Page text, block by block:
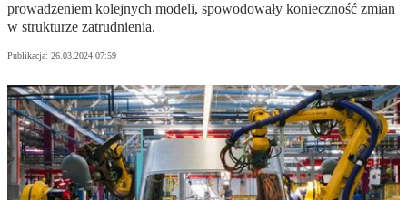
prowadzeniem kolejnych modeli, spowodowały konieczność zmian
w strukturze zatrudnienia.
Publikacja: 26.03.2024 07:59